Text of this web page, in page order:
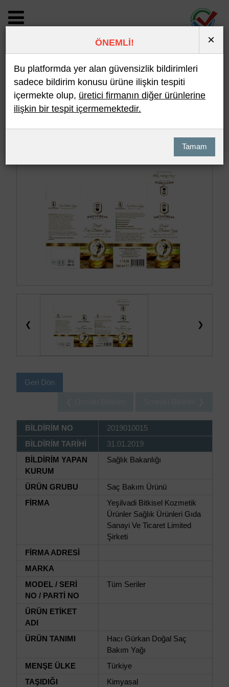
BİLDİRİM DETAYI
Son 10 Bildirim En Çok İncelenen
❮ ❯
Geri Dön
BİLDİRİM NO
2019010015
BİLDİRİM TARİHİ
31.01.2019
BİLDİRİM YAPAN
KURUM
Sağlık Bakanlığı
ÜRÜN GRUBU
Saç Bakım Ürünü
FİRMA
Yeşilvadi Bitkisel Kozmetik
Ürünler Sağlık Ürünleri Gıda
Sanayi Ve Ticaret Limited
Şirketi
FİRMA ADRESİ
MARKA
MODEL / SERİ
NO / PARTİ NO
Tüm Seriler
ÜRÜN ETİKET
ADI
ÜRÜN TANIMI
Hacı Gürkan Doğal Saç
Bakım Yağı
MENŞE ÜLKE
Türkiye
TAŞIDIĞI
Kimyasal
ÖNEMLİ! ×
Bu platformda yer alan güvensizlik bildirimleri
sadece bildirim konusu ürüne ilişkin tespiti
içermekte olup, üretici firmanın diğer ürünlerine
ilişkin bir tespit içermemektedir.
Tamam